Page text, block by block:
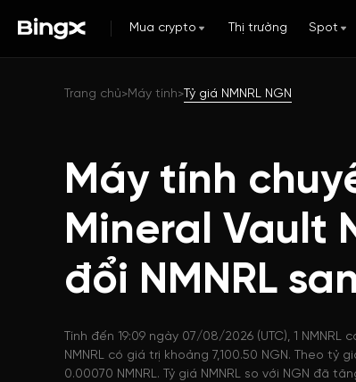
Mua crypto Thị trường Spot
Trang chủ>Máy tính> Tỷ giá NMNRL NGN
Máy tính
Mineral Vault
đổi NMNRL
Tính đến 19:09 ngày 07/08/2026 (UTC), 1 NMNRL
NMNRL có giá trị khoảng 7,100.50 NGN. Theo tỷ
0.00070 NMNRL. Tỷ giá NMNRL so với NGN đã